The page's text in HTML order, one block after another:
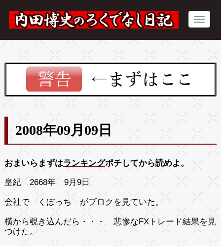
2008年09月09日
おまいらまずはランキングポチしてから読めよ。
皇紀 2668年 9月9日
会社で くぼっち がブロクを見ていた。
横から覗き込んだら・・・ 悲惨なFXトレード結果を見
つけた。